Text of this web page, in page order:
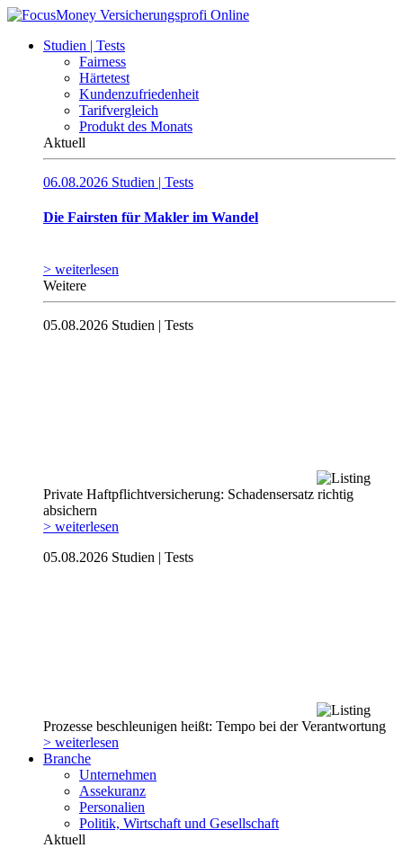
Studien | Tests
Fairness
Härtetest
Kundenzufriedenheit
Tarifvergleich
Produkt des Monats
Aktuell
06.08.2026 Studien | Tests
Die Fairsten für Makler im Wandel
> weiterlesen
Weitere
05.08.2026 Studien | Tests
Private Haftpflicht­versicherung: Schadensersatz richtig
absichern
> weiterlesen
05.08.2026 Studien | Tests
Prozesse beschleunigen heißt: Tempo bei der Verantwortung
> weiterlesen
Branche
Unternehmen
Assekuranz
Personalien
Politik, Wirtschaft und Gesellschaft
Aktuell